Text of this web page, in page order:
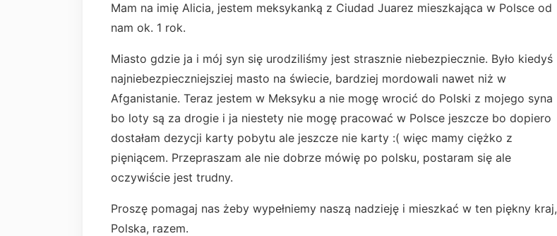
Mam na imię Alicia, jestem meksykanką z Ciudad Juarez mieszkająca w Polsce od
nam ok. 1 rok.
Miasto gdzie ja i mój syn się urodziliśmy jest strasznie niebezpiecznie. Było kiedyś
najniebezpieczniejsziej masto na świecie, bardziej mordowali nawet niż w
Afganistanie. Teraz jestem w Meksyku a nie mogę wrocić do Polski z mojego syna
bo loty są za drogie i ja niestety nie mogę pracować w Polsce jeszcze bo dopiero
dostałam dezycji karty pobytu ale jeszcze nie karty :( więc mamy ciężko z
pięniącem. Przepraszam ale nie dobrze mówię po polsku, postaram się ale
oczywiście jest trudny.
Proszę pomagaj nas żeby wypełniemy naszą nadzieję i mieszkać w ten piękny kraj,
Polska, razem.